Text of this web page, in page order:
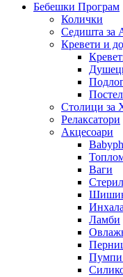
Бебешки Програм
Колички
Седишта за
Кревети и
Столици за
Релаксатори
Акцесоари
Ваги
Ламби
Пумпи